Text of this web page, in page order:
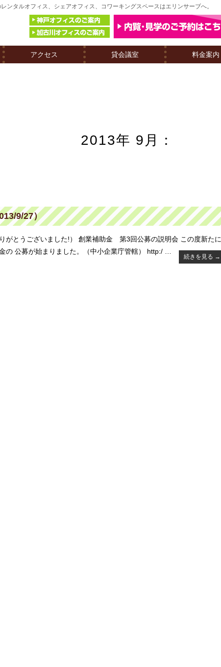
タルオフィス、シェアオフィス、コワーキングスペースはエリンサーブへ。
アクセス 貸会議室 料金案内
2013年 9月：
9/27）
がとうございました!） 創業補助金 第3回公募の説明会 この度新たに
の 公募が始まりました。（中小企業庁管轄） http:/ …
続きを見る →